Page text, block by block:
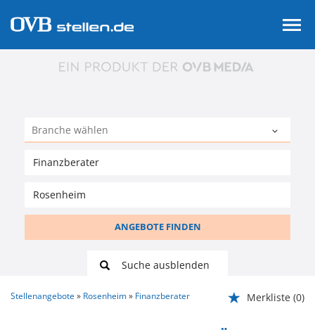
ANGEBOTE FINDEN
Suche ausblenden
Stellenangebote Rosenheim Finanzberater Merkliste (0)